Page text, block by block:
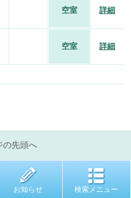
空室 詳細
空室 詳細
の先頭へ
お知らせ 検索メニュー